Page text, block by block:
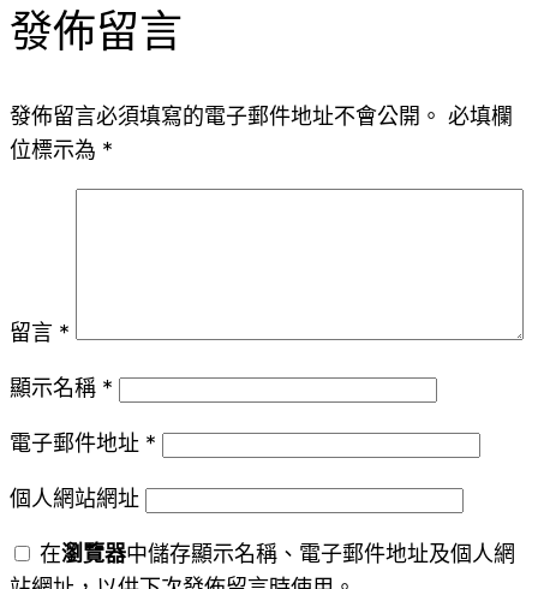
發佈留言
發佈留言必須填寫的電子郵件地址不會公開。 必填欄
位標示為 *
留言 *
顯示名稱 *
電子郵件地址 *
個人網站網址
在瀏覽器中儲存顯示名稱、電子郵件地址及個人網